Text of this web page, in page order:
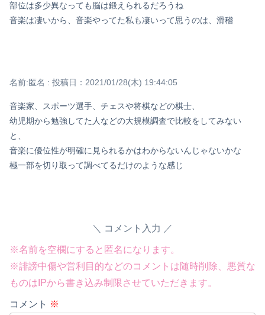
部位は多少異なっても脳は鍛えられるだろうね
音楽は凄いから、音楽やってた私も凄いって思うのは、滑稽
名前:匿名 : 投稿日：2021/01/28(木) 19:44:05
音楽家、スポーツ選手、チェスや将棋などの棋士、
幼児期から勉強してた人などの大規模調査で比較をしてみない
と、
音楽に優位性が明確に見られるかはわからないんじゃないかな
極一部を切り取って調べてるだけのような感じ
コメント入力
※名前を空欄にすると匿名になります。
※誹謗中傷や営利目的などのコメントは随時削除、悪質な
ものはIPから書き込み制限させていただきます。
コメント ※